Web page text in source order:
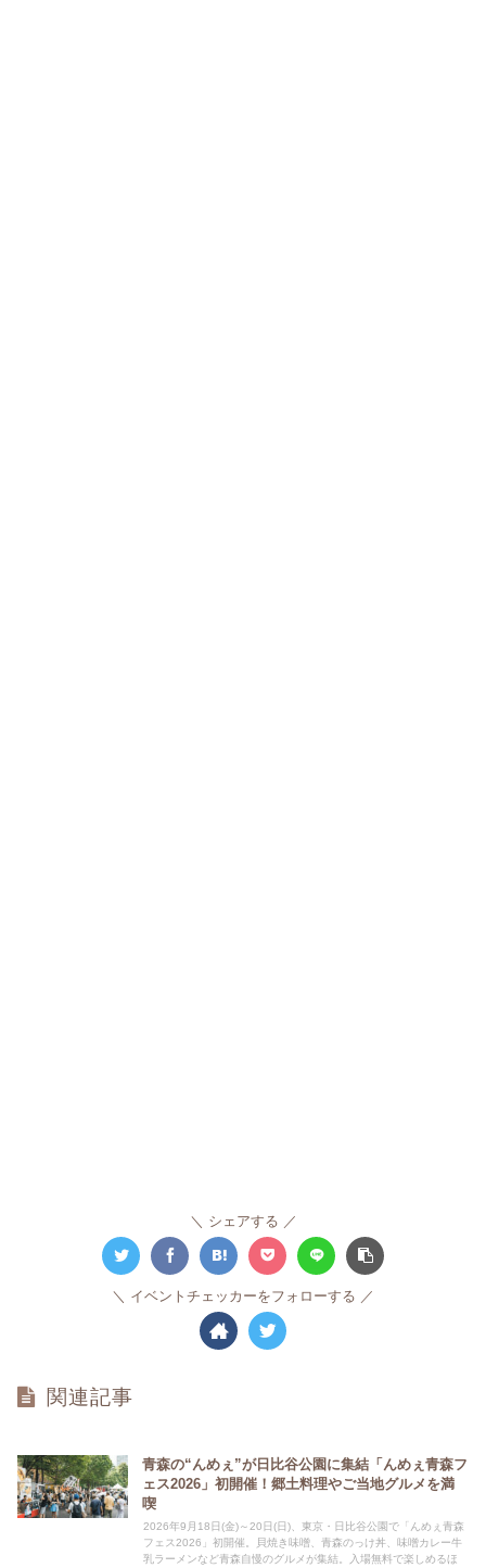
シェアする
イベントチェッカーをフォローする
関連記事
青森の“んめぇ”が日比谷公園に集結「んめぇ青森フ
ェス2026」初開催！郷土料理やご当地グルメを満
喫
2026年9月18日(金)～20日(日)、東京・日比谷公園で「んめぇ青森
フェス2026」初開催。貝焼き味噌、青森のっけ丼、味噌カレー牛
乳ラーメンなど青森自慢のグルメが集結。入場無料で楽しめるほ